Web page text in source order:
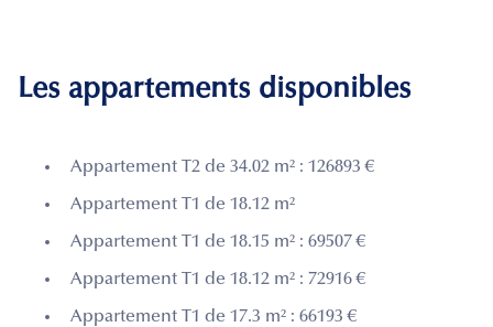
Les appartements disponibles
Appartement T2 de 34.02 m² : 126893 €
Appartement T1 de 18.12 m²
Appartement T1 de 18.15 m² : 69507 €
Appartement T1 de 18.12 m² : 72916 €
Appartement T1 de 17.3 m² : 66193 €